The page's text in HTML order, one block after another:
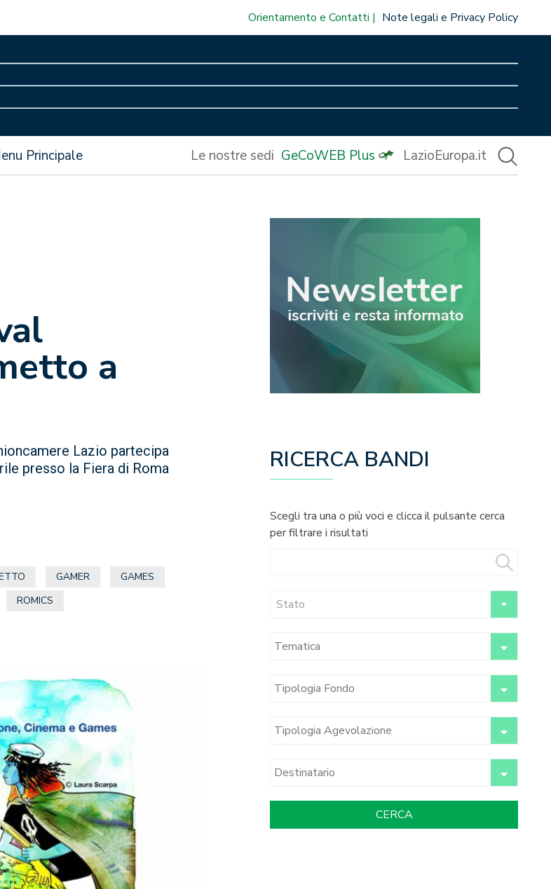
Orientamento e Contatti Note legali e Privacy Policy
Principale Le nostre sedi GeCoWEB Plus LazioEuropa.it
a
Lazio partecipa
presso la Fiera di Roma
GAMER
GAMES
ROMICS
RICERCA BANDI
Scegli tra una o più voci e clicca il pulsante cerca
per filtrare i risultati
Stato